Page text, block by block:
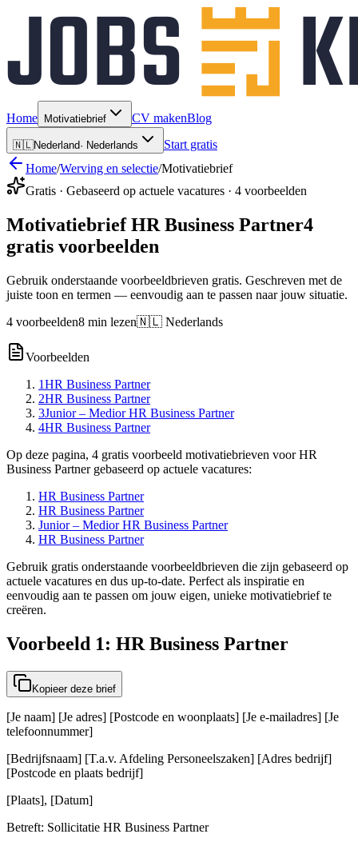
Home Motivatiebrief CV makenBlog
🇳🇱Nederland· Nederlands
Start gratis
Home/Werving en selectie/Motivatiebrief
Gratis · Gebaseerd op actuele vacatures · 4 voorbeelden
Motivatiebrief HR Business Partner4
gratis voorbeelden
Gebruik onderstaande voorbeeldbrieven gratis. Geschreven met de
juiste toon en termen — eenvoudig aan te passen naar jouw situatie.
4 voorbeelden8 min lezen🇳🇱 Nederlands
Voorbeelden
1HR Business Partner
2HR Business Partner
3Junior – Medior HR Business Partner
4HR Business Partner
Op deze pagina, 4 gratis voorbeeld motivatiebrieven voor HR
Business Partner gebaseerd op actuele vacatures:
HR Business Partner
HR Business Partner
Junior – Medior HR Business Partner
HR Business Partner
Gebruik gratis onderstaande voorbeeldbrieven die zijn gebaseerd op
actuele vacatures en dus up-to-date. Perfect als inspiratie en
eenvoudig aan te passen om jouw eigen, unieke motivatiebrief te
creëren.
Voorbeeld 1: HR Business Partner
Kopieer deze brief
[Je naam] [Je adres] [Postcode en woonplaats] [Je e-mailadres] [Je
telefoonnummer]
[Bedrijfsnaam] [T.a.v. Afdeling Personeelszaken] [Adres bedrijf]
[Postcode en plaats bedrijf]
[Plaats], [Datum]
Betreft: Sollicitatie HR Business Partner